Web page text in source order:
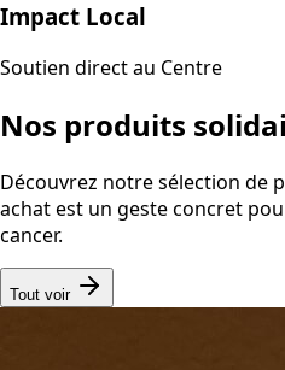
Impact Local
Soutien direct au Centre
Nos produits
Découvrez notre sélection de
achat est un geste concret
cancer.
Tout voir